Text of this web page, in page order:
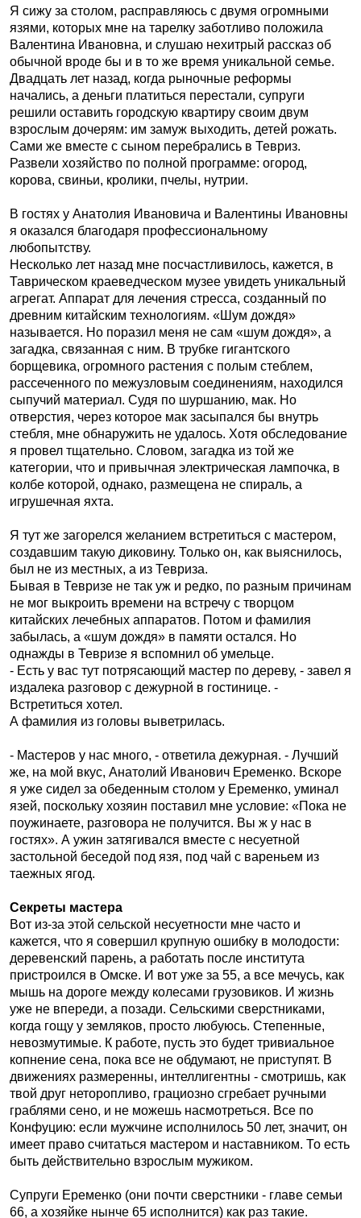
Я сижу за столом, расправляюсь с двумя огромными
язями, которых мне на тарелку заботливо положила
Валентина Ивановна, и слушаю нехитрый рассказ об
обычной вроде бы и в то же время уникальной семье.
Двадцать лет назад, когда рыночные реформы
начались, а деньги платиться перестали, супруги
решили оставить городскую квартиру своим двум
взрослым дочерям: им замуж выходить, детей рожать.
Сами же вместе с сыном перебрались в Тевриз.
Развели хозяйство по полной программе: огород,
корова, свиньи, кролики, пчелы, нутрии.
В гостях у Анатолия Ивановича и Валентины Ивановны
я оказался благодаря профессиональному
любопытству.
Несколько лет назад мне посчастливилось, кажется, в
Таврическом краеведческом музее увидеть уникальный
агрегат. Аппарат для лечения стресса, созданный по
древним китайским технологиям. «Шум дождя»
называется. Но поразил меня не сам «шум дождя», а
загадка, связанная с ним. В трубке гигантского
борщевика, огромного растения с полым стеблем,
рассеченного по межузловым соединениям, находился
сыпучий материал. Судя по шуршанию, мак. Но
отверстия, через которое мак засыпался бы внутрь
стебля, мне обнаружить не удалось. Хотя обследование
я провел тщательно. Словом, загадка из той же
категории, что и привычная электрическая лампочка, в
колбе которой, однако, размещена не спираль, а
игрушечная яхта.
Я тут же загорелся желанием встретиться с мастером,
создавшим такую диковину. Только он, как выяснилось,
был не из местных, а из Тевриза.
Бывая в Тевризе не так уж и редко, по разным причинам
не мог выкроить времени на встречу с творцом
китайских лечебных аппаратов. Потом и фамилия
забылась, а «шум дождя» в памяти остался. Но
однажды в Тевризе я вспомнил об умельце.
- Есть у вас тут потрясающий мастер по дереву, - завел я
издалека разговор с дежурной в гостинице. -
Встретиться хотел.
А фамилия из головы выветрилась.
- Мастеров у нас много, - ответила дежурная. - Лучший
же, на мой вкус, Анатолий Иванович Еременко. Вскоре
я уже сидел за обеденным столом у Еременко, уминал
язей, поскольку хозяин поставил мне условие: «Пока не
поужинаете, разговора не получится. Вы ж у нас в
гостях». А ужин затягивался вместе с несуетной
застольной беседой под язя, под чай с вареньем из
таежных ягод.
Секреты мастера
Вот из-за этой сельской несуетности мне часто и
кажется, что я совершил крупную ошибку в молодости:
деревенский парень, а работать после института
пристроился в Омске. И вот уже за 55, а все мечусь, как
мышь на дороге между колесами грузовиков. И жизнь
уже не впереди, а позади. Сельскими сверстниками,
когда гощу у земляков, просто любуюсь. Степенные,
невозмутимые. К работе, пусть это будет тривиальное
копнение сена, пока все не обдумают, не приступят. В
движениях размеренны, интеллигентны - смотришь, как
твой друг неторопливо, грациозно сгребает ручными
граблями сено, и не можешь насмотреться. Все по
Конфуцию: если мужчине исполнилось 50 лет, значит, он
имеет право считаться мастером и наставником. То есть
быть действительно взрослым мужиком.
Супруги Еременко (они почти сверстники - главе семьи
66, а хозяйке нынче 65 исполнится) как раз такие.